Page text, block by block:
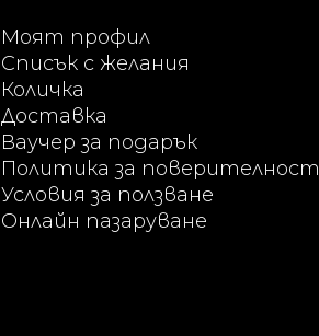
Моят профил
Списък с желания
Количка
Доставка
Ваучер за подарък
Политика за поверителност
Условия за ползване
Онлайн пазаруване